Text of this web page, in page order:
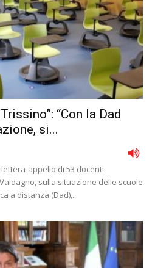
“Con la Dad
si...
appello di 53 docenti
sulla situazione delle scuole
a distanza (Dad),...